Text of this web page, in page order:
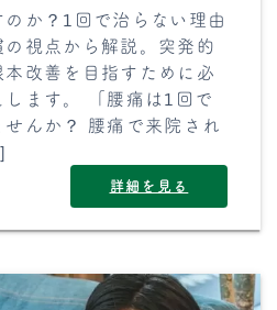
か？1回で治らない理由
視点から解説。突発的
改善を目指すために必
ます。 「腰痛は1回で
んか？ 腰痛で来院され
詳細を見る